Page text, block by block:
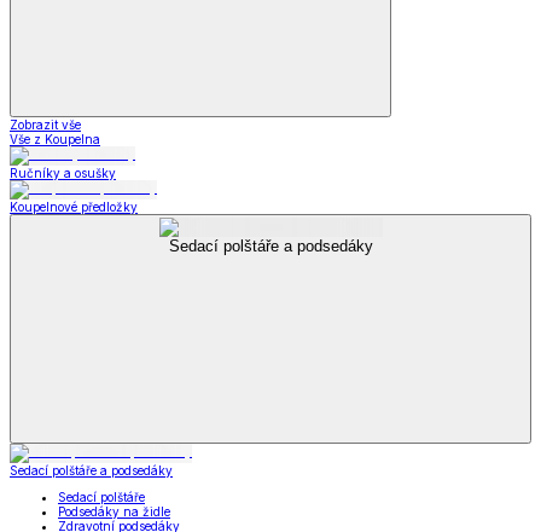
Zobrazit vše
Vše z Koupelna
Ručníky a osušky
Koupelnové předložky
Sedací polštáře a podsedáky
Sedací polštáře a podsedáky
Sedací polštáře
Podsedáky na židle
Zdravotní podsedáky